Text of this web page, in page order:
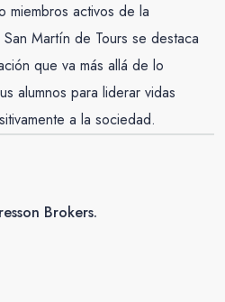
miembros activos de la
Martín de Tours se destaca
que va más allá de lo
alumnos para liderar vidas
a la sociedad.
Brokers.